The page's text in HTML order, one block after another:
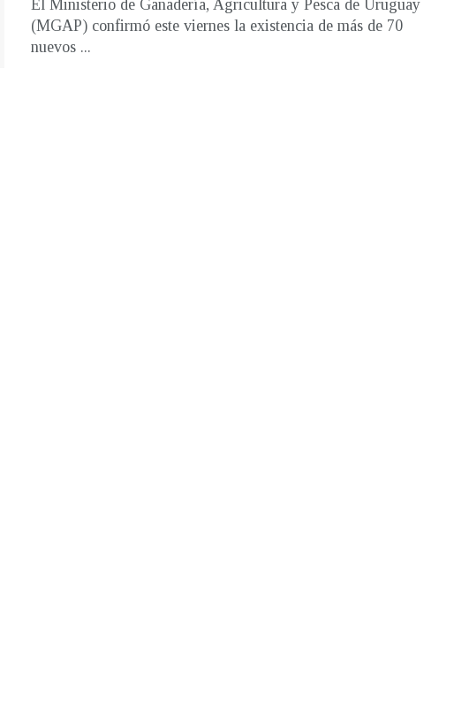
El Ministerio de Ganadería, Agricultura y Pesca de Uruguay
(MGAP) confirmó este viernes la existencia de más de 70
nuevos ...